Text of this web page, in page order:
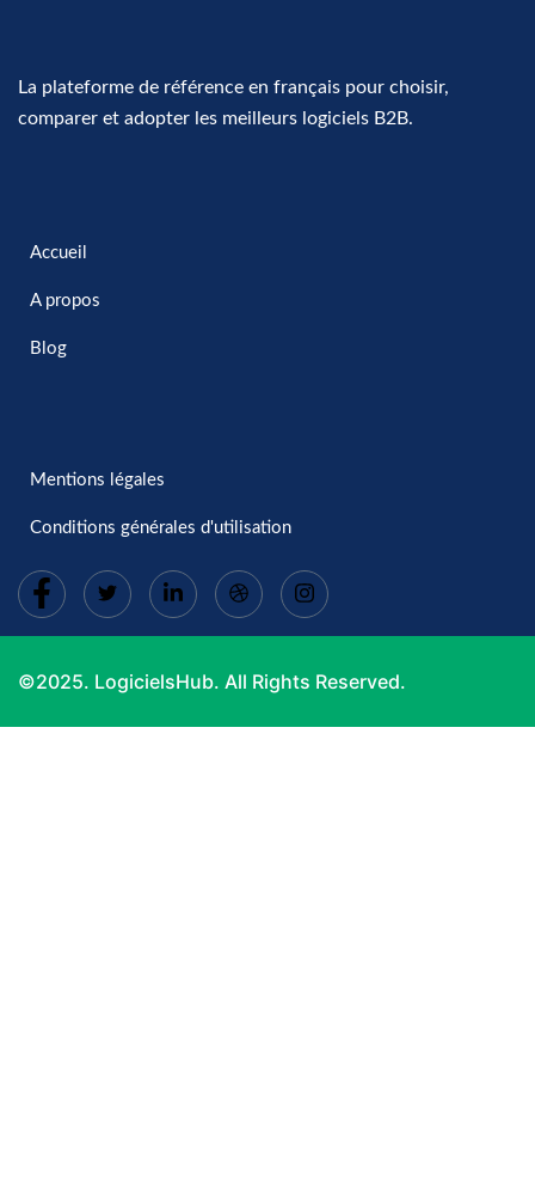
La plateforme de référence en français pour choisir,
comparer et adopter les meilleurs logiciels B2B.
Accueil
A propos
Blog
Mentions légales
Conditions générales d'utilisation
©2025. LogicielsHub. All Rights Reserved.